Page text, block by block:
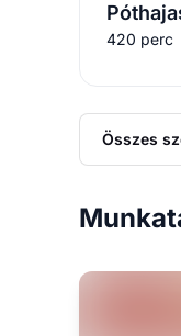
420 perc
Összes